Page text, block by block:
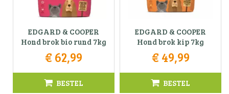
EDGARD & COOPER
Hond brok bio rund 7kg
€ 62,99
BESTEL
EDGARD & COOPER
Hond brok kip 7kg
€ 49,99
BESTEL